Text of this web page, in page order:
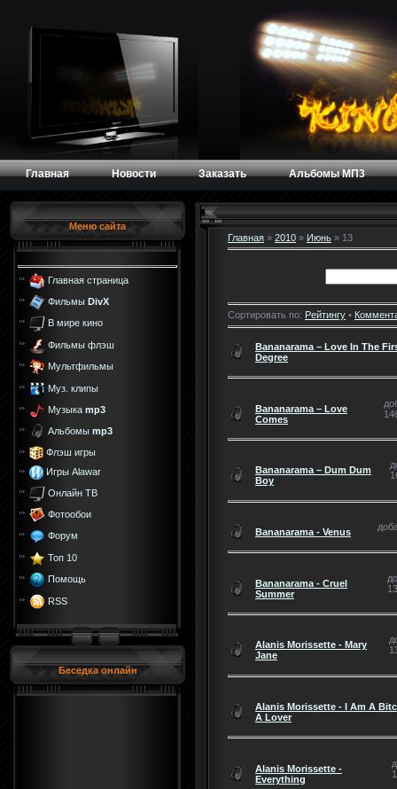
Главная Новости Заказать Альбомы МП3
Меню сайта
Главная страница
Фильмы DivX
В мире кино
Фильмы флэш
Мультфильмы
Муз. клипы
Музыка mp3
Альбомы mp3
Флэш игры
Игры Alawar
Онлайн ТВ
Фотообои
Форум
Топ 10
Помощь
RSS
Беседка онлайн
Главная » 2010 » Июнь » 13
Сортировать по: Рейтингу •
Bananarama – Love In The
Degree
Bananarama – Love
Comes
Bananarama – Dum Dum
Boy
Bananarama - Venus
Bananarama - Cruel
Summer
Alanis Morissette - Mary
Jane
Alanis Morissette - I Am A
A Lover
Alanis Morissette -
Everything